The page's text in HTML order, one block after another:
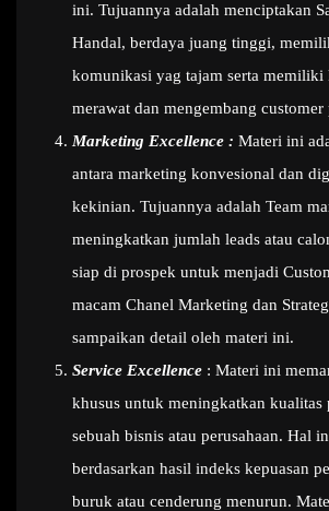
ini. Tujuannya adalah menciptakan
Handal, berdaya juang tinggi,
komunikasi yag tajam serta memiliki
merawat dan mengembang customer
Marketing Excellence : Materi ini
antara marketing konvesional dan
kekinian. Tujuannya adalah Team
meningkatkan jumlah leads atau
siap di prospek untuk menjadi
macam Chanel Marketing dan
sampaikan detail oleh materi ini.
Service Excellence : Materi ini
khusus untuk meningkatkan kualitas
sebuah bisnis atau perusahaan. Hal
berdasarkan hasil indeks kepuasan
buruk atau cenderung menurun.